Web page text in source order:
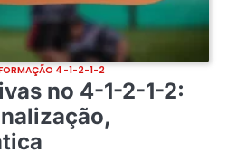
FORMAÇÃO 4-1-2-1-2
no 4-1-2-1-2: